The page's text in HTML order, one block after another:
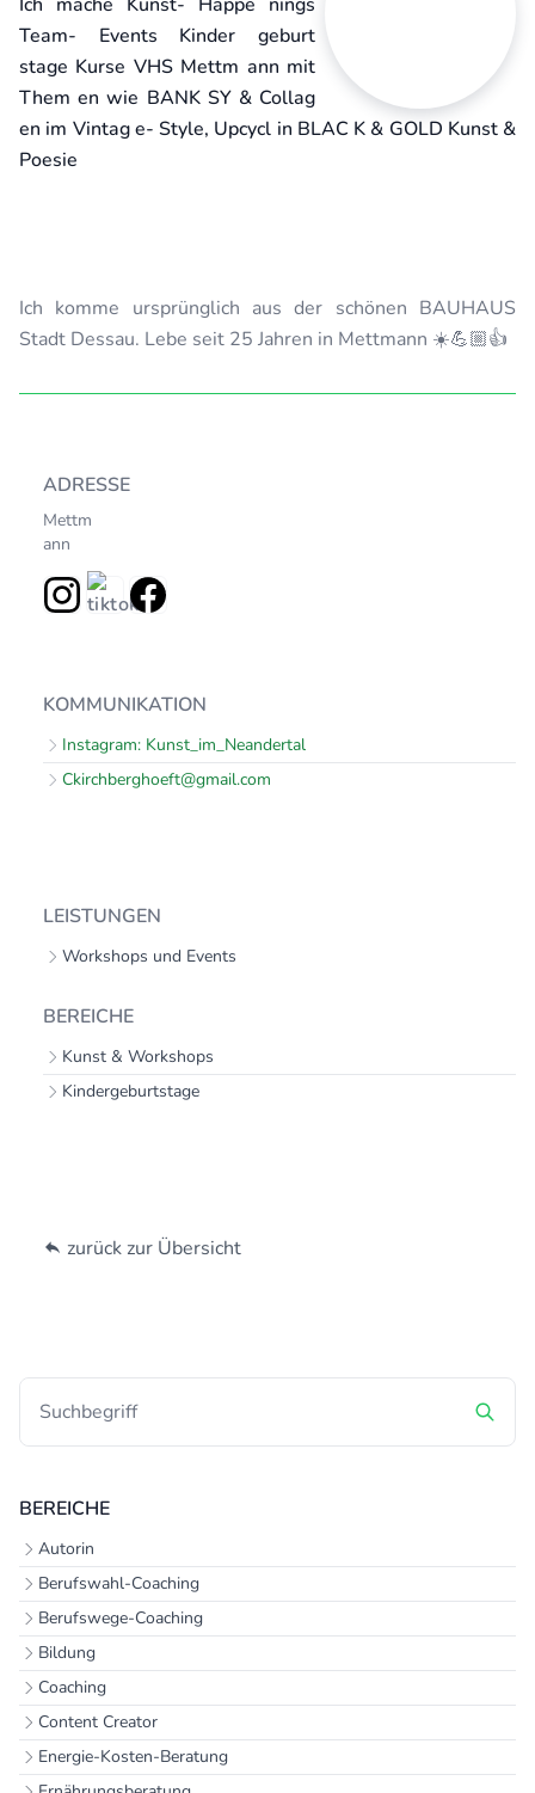
BEREICHE
Autorin
Berufswahl-Coaching
Berufswege-Coaching
Bildung
Coaching
Content Creator
Energie-Kosten-Beratung
Team- Events Kinder geburt
stage Kurse VHS Mettm ann mit
Them en wie BANK SY & Collag
en im Vintag e- Style, Upcycl in BLAC K & GOLD Kunst &
Poesie
Ich komme ursprünglich aus der schönen BAUHAUS
Stadt Dessau. Lebe seit 25 Jahren in Mettmann ☀️💪🏼👍
ADRESSE
Mettm
ann
KOMMUNIKATION
Instagram: Kunst_im_Neandertal
Ckirchberghoeft@gmail.com
LEISTUNGEN
Workshops und Events
BEREICHE
Kunst & Workshops
Kindergeburtstage
zurück zur Übersicht